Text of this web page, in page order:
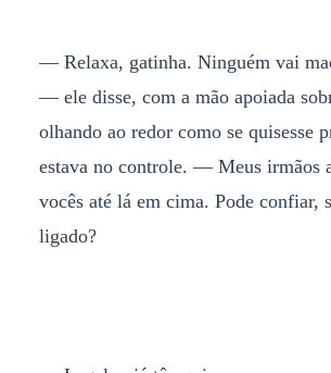
— Relaxa, gatinha. Ninguém vai
— ele disse, com a mão apoiada
olhando ao redor como se quisesse
estava no controle. — Meus irmãos
vocês até lá em cima. Pode confiar,
ligado?